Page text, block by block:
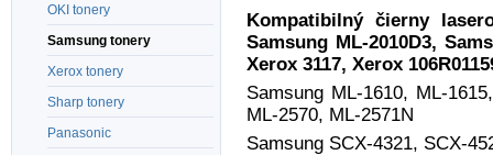
OKI tonery
Samsung tonery
Xerox tonery
Sharp tonery
Panasonic
Kompatibilný čierny
Samsung ML-2010D3,
Xerox 3117, Xerox
Samsung ML-1610, ML-
ML-2570, ML-2571N
Samsung SCX-4321, SCX-